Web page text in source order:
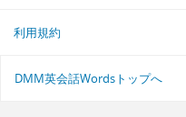
利用規約
DMM英会話Wordsトップへ